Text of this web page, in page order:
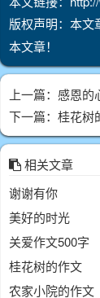
版权声明：本文
本文章！
上一篇： 感恩的
下一篇： 桂花树
相关文章
谢谢有你
美好的时光
关爱作文500字
桂花树的作文
农家小院的作文